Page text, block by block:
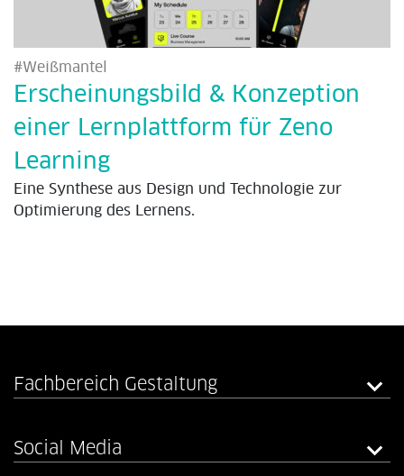
#Weißmantel
Erscheinungsbild & Konzeption
einer Lernplattform für Zeno
Learning
Eine Synthese aus Design und Technologie zur
Optimierung des Lernens.
Fachbereich Gestaltung
Social Media